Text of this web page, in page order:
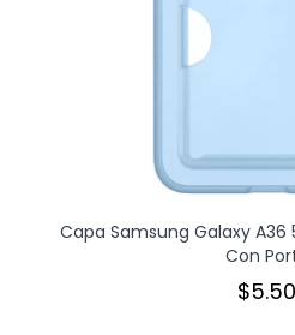
Capa Samsung Galaxy A36
Con
$5.50